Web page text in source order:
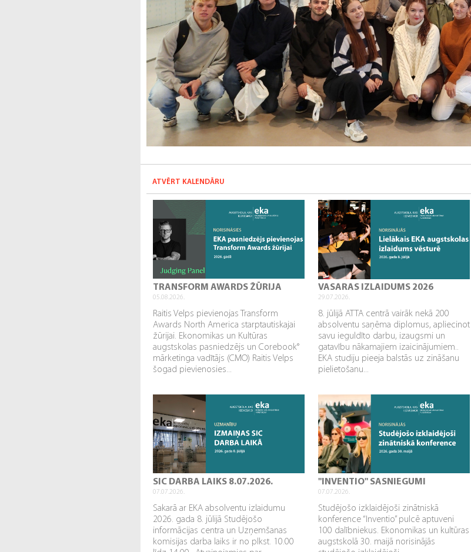
ATVĒRT KALENDĀRU
TRANSFORM AWARDS ŽŪRIJA
05.08.2026.
Raitis Velps pievienojas Transform
Awards North America starptautiskajai
žūrijai. Ekonomikas un Kultūras
augstskolas pasniedzējs un Corebook°
mārketinga vadītājs (CMO) Raitis Velps
šogad pievienosies...
VASARAS IZLAIDUMS 2026
29.07.2026.
8. jūlijā ATTA centrā vairāk nekā 200
absolventu saņēma diplomus, apliecinot
savu ieguldīto darbu, izaugsmi un
gatavību nākamajiem izaicinājumiem..
EKA studiju pieeja balstās uz zināšanu
pielietošanu...
SIC DARBA LAIKS 8.07.2026.
07.07.2026.
Sakarā ar EKA absolventu izlaidumu
2026. gada 8. jūlijā Studējošo
informācijas centra un Uzņemšanas
komisijas darba laiks ir no plkst. 10.00
"INVENTIO" SASNIEGUMI
07.07.2026.
Studējošo izklaidējoši zinātniskā
konference “Inventio” pulcē aptuveni
100 dalībniekus. Ekonomikas un kultūras
augstskolā 30. maijā norisinājās